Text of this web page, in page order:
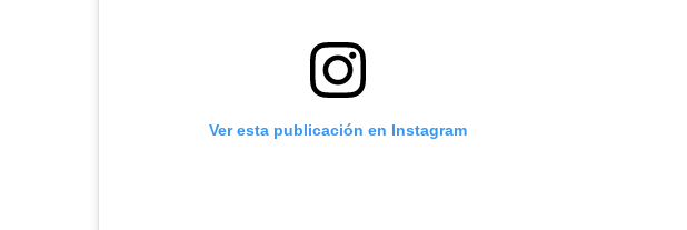
Ver esta publicación en Instagram